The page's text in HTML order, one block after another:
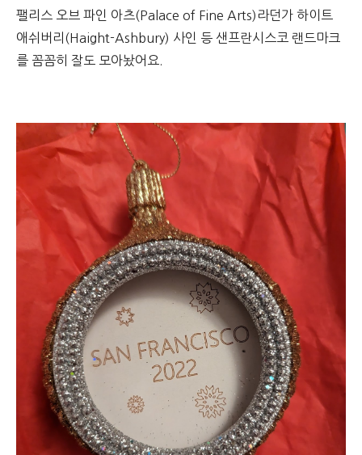
팰리스 오브 파인 아츠(Palace of Fine Arts)라던가 하이트
애쉬버리(Haight-Ashbury) 사인 등 샌프란시스코 랜드마크
를 꼼꼼히 잘도 모아놨어요.